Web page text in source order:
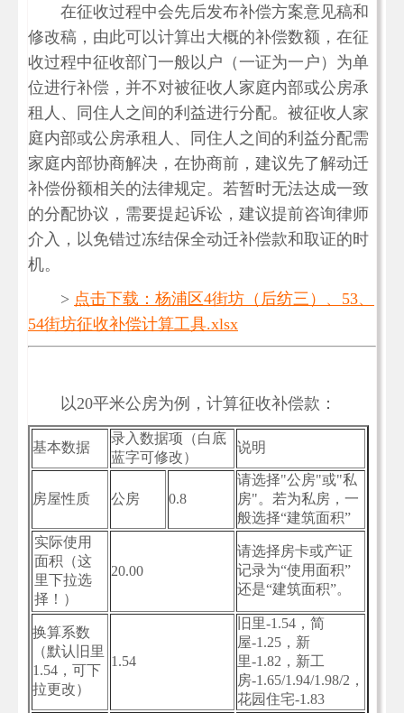
在征收过程中会先后发布补偿方案意见稿和
修改稿，由此可以计算出大概的补偿数额，在征
收过程中征收部门一般以户（一证为一户）为单
位进行补偿，并不对被征收人家庭内部或公房承
租人、同住人之间的利益进行分配。被征收人家
庭内部或公房承租人、同住人之间的利益分配需
家庭内部协商解决，在协商前，建议先了解动迁
补偿份额相关的法律规定。若暂时无法达成一致
的分配协议，需要提起诉讼，建议提前咨询律师
介入，以免错过冻结保全动迁补偿款和取证的时
机。
> 点击下载：杨浦区4街坊（后纺三）、53、
54街坊征收补偿计算工具.xlsx
以20平米公房为例，计算征收补偿款：
基本数据
录入数据项（白底
蓝字可修改）
说明
房屋性质 公房 0.8
请选择"公房"或"私
房"。若为私房，一
般选择“建筑面积”
实际使用
面积（这
里下拉选
择！）
20.00
请选择房卡或产证
记录为“使用面积”
还是“建筑面积”。
换算系数
（默认旧里
1.54，可下
拉更改）
1.54
旧里-1.54，简
屋-1.25，新
里-1.82，新工
房-1.65/1.94/1.98/2，
花园住宅-1.83